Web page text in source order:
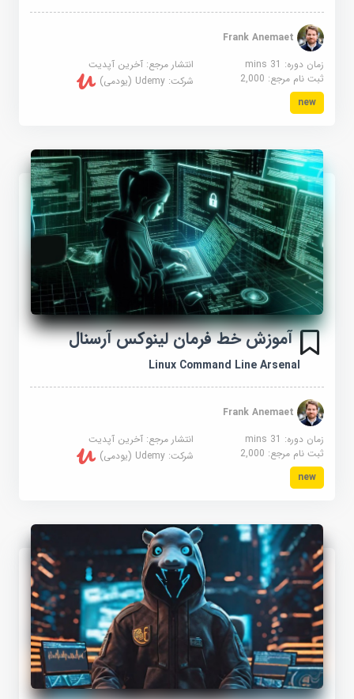
Frank Anemaet
زمان دوره: 31 mins
انتشار مرجع:آخرین آپدیت
ثبت نام مرجع:2,000 شرکت:Udemy (یودمی)
new
آموزش خط فرمان لینوکس آرسنال
Linux Command Line Arsenal
Frank Anemaet
زمان دوره: 31 mins
انتشار مرجع:آخرین آپدیت
ثبت نام مرجع:2,000 شرکت:Udemy (یودمی)
new